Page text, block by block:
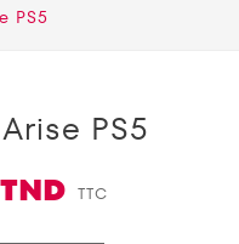
PS5
PS5
TTC